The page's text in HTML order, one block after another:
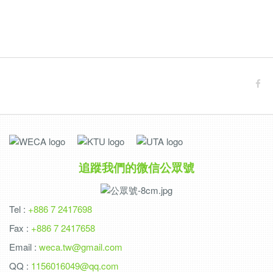
追蹤我們的微信公眾號
Tel : +886 7 2417698
Fax : +886 7 2417658
Email : weca.tw@gmail.com
QQ : 1156016049@qq.com